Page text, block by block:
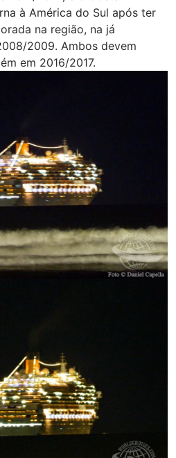
à América do Sul após ter
na região, na já
2009. Ambos devem
em 2016/2017.